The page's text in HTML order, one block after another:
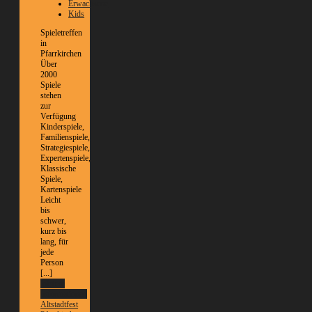
Erwachsene
Kids
Spieletreffen
in
Pfarrkirchen
Über
2000
Spiele
stehen
zur
Verfügung
Kinderspiele,
Familienspiele,
Strategiespiele,
Expertenspiele,
Klassische
Spiele,
Kartenspiele
Leicht
bis
schwer,
kurz bis
lang, für
jede
Person
[...]
Altstadtfest